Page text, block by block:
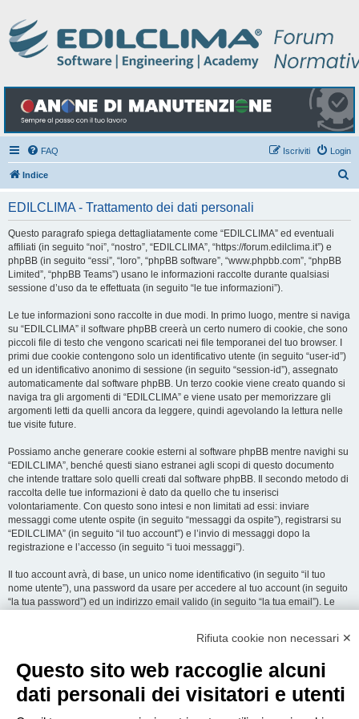
FAQ Login
Iscriviti
Indice
EDILCLIMA - Trattamento dei dati personali
Questo paragrafo spiega dettagliatamente come “EDILCLIMA” ed eventuali
affiliati (in seguito “noi”, “nostro”, “EDILCLIMA”, “https://forum.edilclima.it”) e
phpBB (in seguito “essi”, “loro”, “phpBB software”, “www.phpbb.com”, “phpBB
Limited”, “phpBB Teams”) usano le informazioni raccolte durante qualsiasi
sessione d’uso da te effettuata (in seguito “le tue informazioni”).
Le tue informazioni sono raccolte in due modi. In primo luogo, mentre si naviga
su “EDILCLIMA” il software phpBB creerà un certo numero di cookie, che sono
piccoli file di testo che vengono scaricati nei file temporanei del tuo browser. I
primi due cookie contengono solo un identificativo utente (in seguito “user-id”)
ed un identificativo anonimo di sessione (in seguito “session-id”), assegnato
automaticamente dal software phpBB. Un terzo cookie viene creato quando si
naviga tra gli argomenti di “EDILCLIMA” e viene usato per memorizzare gli
argomenti letti da quelli ancora da leggere, quindi agevolando la lettura nelle
tue visite future.
Possiamo anche generare cookie esterni al software phpBB mentre navighi su
“EDILCLIMA”, benché questi siano estranei agli scopi di questo documento
che intende trattare solo quelli creati dal software phpBB. Il secondo metodo di
raccolta delle tue informazioni è dato da quello che tu inserisci
volontariamente. Con questo sono intesi e non limitati ad essi: inviare
messaggi come utente ospite (in seguito “messaggi da ospite”), registrarsi su
“EDILCLIMA” (in seguito “il tuo account”) e l’invio di messaggi dopo la
registrazione e l’accesso (in seguito “i tuoi messaggi”).
Il tuo account avrà, di base, un unico nome identificativo (in seguito “il tuo
nome utente”), una password da usare per accedere al tuo account (in seguito
“la tua password”) ed un indirizzo email valido (in seguito “la tua email”). Le
alle informazioni di nome utente, password ed indirizzo email richiesti durante
obbligatoria o opzionale, è a totale discrezione di “EDILCLIMA”. In tutti i casi,
hai la possibilità di selezionare quali delle informazioni che hai fornito possano
essere rese pubbliche. All’interno del tuo account, hai facoltà di opt-in o opt-out
Rifiuta cookie non necessari ✕
Questo sito web raccoglie alcuni
dati personali dei visitatori e utenti